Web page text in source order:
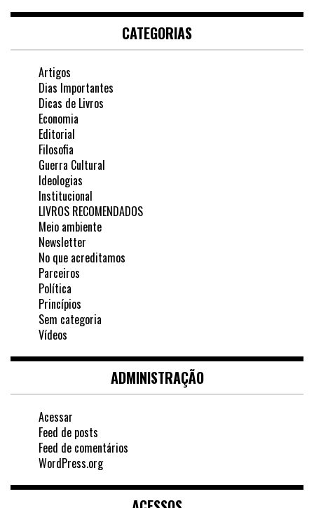
CATEGORIAS
Artigos
Dias Importantes
Dicas de Livros
Economia
Editorial
Filosofia
Guerra Cultural
Ideologias
Institucional
LIVROS RECOMENDADOS
Meio ambiente
Newsletter
No que acreditamos
Parceiros
Política
Princípios
Sem categoria
Vídeos
ADMINISTRAÇÃO
Acessar
Feed de posts
Feed de comentários
WordPress.org